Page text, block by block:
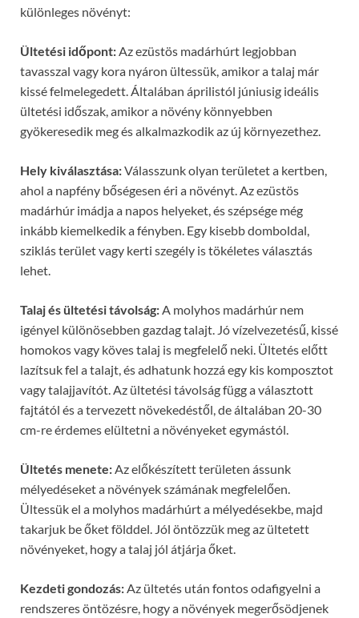
különleges növényt:
Ültetési időpont: Az ezüstös madárhúrt legjobban
tavasszal vagy kora nyáron ültessük, amikor a talaj már
kissé felmelegedett. Általában áprilistól júniusig ideális
ültetési időszak, amikor a növény könnyebben
gyökeresedik meg és alkalmazkodik az új környezethez.
Hely kiválasztása:Válasszunk olyan területet a kertben,
ahol a napfény bőségesen éri a növényt. Az ezüstös
madárhúr imádja a napos helyeket, és szépsége még
inkább kiemelkedik a fényben. Egy kisebb domboldal,
sziklás terület vagy kerti szegély is tökéletes választás
lehet.
Talaj és ültetési távolság: A molyhos madárhúr nem
igényel különösebben gazdag talajt. Jó vízelvezetésű, kissé
homokos vagy köves talaj is megfelelő neki. Ültetés előtt
lazítsuk fel a talajt, és adhatunk hozzá egy kis komposztot
vagy talajjavítót. Az ültetési távolság függ a választott
fajtától és a tervezett növekedéstől, de általában 20-30
cm-re érdemes elültetni a növényeket egymástól.
Ültetés menete: Az előkészített területen ássunk
mélyedéseket a növények számának megfelelően.
Ültessük el a molyhos madárhúrt a mélyedésekbe, majd
takarjuk be őket földdel. Jól öntözzük meg az ültetett
növényeket, hogy a talaj jól átjárja őket.
Kezdeti gondozás: Az ültetés után fontos odafigyelni a
rendszeres öntözésre, hogy a növények megerősödjenek